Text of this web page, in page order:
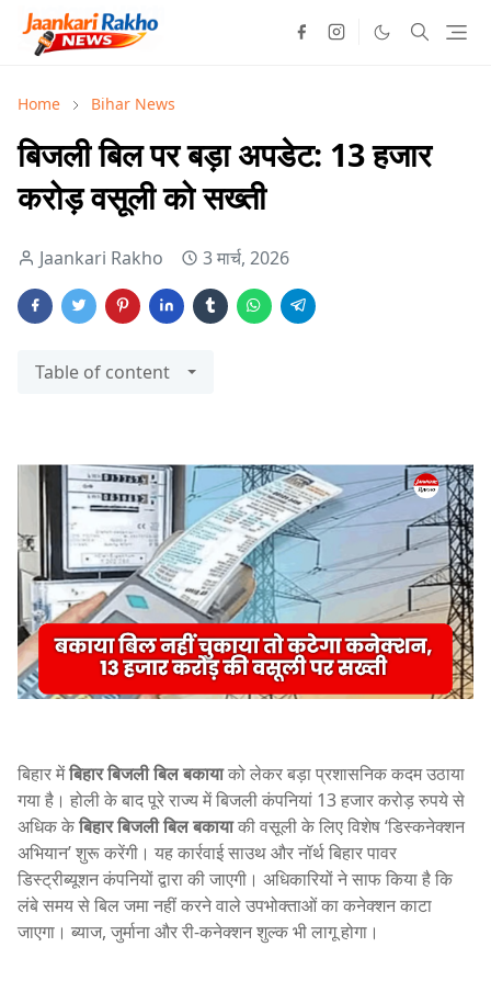
Home Bihar News
बिजली बिल पर बड़ा अपडेट: 13 हजार
करोड़ वसूली को सख्ती
Jaankari Rakho 3 मार्च, 2026
Table of content
बिहार मेंबिहार बिजली बिल बकायाको लेकर बड़ा प्रशासनिक कदम उठाया
गया है। होली के बाद पूरे राज्य में बिजली कंपनियां 13 हजार करोड़ रुपये से
अधिक केबिहार बिजली बिल बकायाकी वसूली के लिए विशेष ‘डिस्कनेक्शन
अभियान’ शुरू करेंगी। यह कार्रवाई साउथ और नॉर्थ बिहार पावर
डिस्ट्रीब्यूशन कंपनियों द्वारा की जाएगी। अधिकारियों ने साफ किया है कि
लंबे समय से बिल जमा नहीं करने वाले उपभोक्ताओं का कनेक्शन काटा
जाएगा। ब्याज, जुर्माना और री-कनेक्शन शुल्क भी लागू होगा।